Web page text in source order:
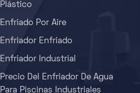
Plástico
Enfriado Por Aire
Enfriador Enfriado
Enfriador Industrial
Precio Del Enfriador De Agua
Para Piscinas Industriales